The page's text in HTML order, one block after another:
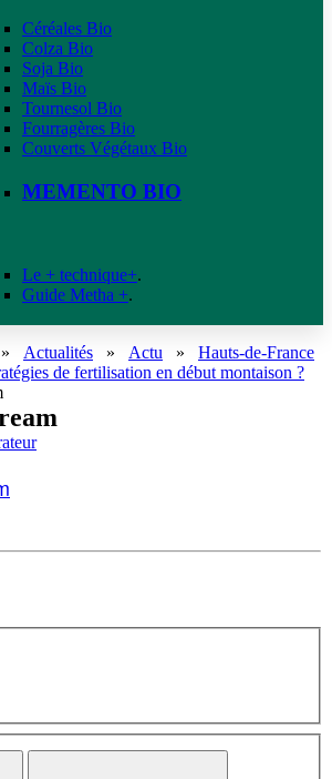
Céréales Bio
Colza Bio
Soja Bio
Maïs Bio
Tournesol Bio
Fourragères Bio
Couverts Végétaux Bio
MEMENTO BIO
Le + technique+.
Guide Metha +.
Actualités » Actu » Hauts-de-France
de fertilisation en début montaison ?